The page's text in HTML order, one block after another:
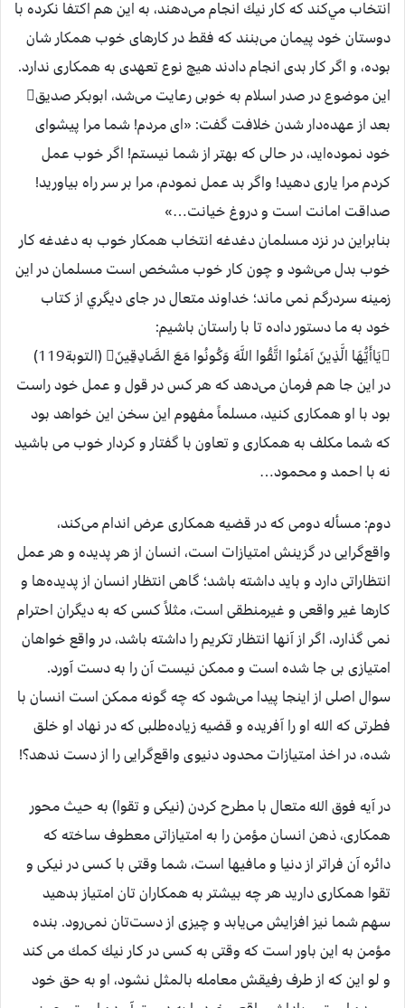
انتخاب مي‌كند كه كار نيك انجام می‌‌دهند، به اين هم اكتفا نكرده با
دوستان خود پيمان می‌بنند كه فقط در كارهای خوب همكار شان
بوده، و اگر كار بدی انجام دادند هيچ نوع تعهدی به همكاری ندارد.
اين موضوع در صدر اسلام به خوبی رعايت می‌شد، ابوبکر صديق
بعد از عهده‌دار شدن خلافت گفت: «ای مردم! شما مرا پيشوای
خود نموده‌ايد، در حالی که بهتر از شما نيستم! اگر خوب عمل
کردم مرا ياری دهيد! واگر بد عمل نمودم، مرا بر سر راه بياوريد!
صداقت امانت است و دروغ خيانت…»
بنابراين در نزد مسلمان دغدغه انتخاب همكار خوب به دغدغه كار
خوب بدل می‌شود و چون كار خوب مشخص است مسلمان در اين
زمينه سردرگم نمی ماند؛ خداوند متعال در جای ديگري از كتاب
خود به ما دستور داده تا با راستان باشيم:
يَاأَيُّهَا الَّذِينَ آمَنُوا اتَّقُوا اللَّهَ وَكُونُوا مَعَ الصَّادِقِينَ (التوبة119)
در اين جا هم فرمان می‌دهد كه هر كس در قول و عمل خود راست
بود با او همكاری كنيد، مسلماً مفهوم اين سخن اين خواهد بود
كه شما مكلف به همكاری و تعاون با گفتار و كردار خوب می باشيد
نه با احمد و محمود…
دوم: مسأله دومی كه در قضيه همكاری عرض اندام می‌كند،
واقع‌گرايی در گزينش امتيازات است، انسان از هر پديده و هر عمل
انتظاراتی دارد و بايد داشته باشد؛ گاهی انتظار انسان از پديده‌ها و
كارها غير واقعی و غيرمنطقی است، مثلاً كسی كه به ديگران احترام
نمی گذارد، اگر از آنها انتظار تكريم را داشته باشد، در واقع خواهان
امتيازی بی جا شده است و ممكن نيست آن را به دست آورد.
سوال اصلی از اينجا پيدا می‌شود كه چه گونه ممكن است انسان با
فطرتی كه الله او را آفريده و قضيه زياده‌طلبی كه در نهاد او خلق
شده، در اخذ امتيازات محدود دنيوی واقع‌گرايی را از دست ندهد؟!
در آيه فوق الله متعال با مطرح كردن (نيكی و تقوا) به حيث محور
همكاری، ذهن انسان مؤمن را به امتيازاتی معطوف ساخته كه
دائره آن فراتر از دنيا و مافيها است، شما وقتی با كسی در نيكی و
تقوا همكاری داريد هر چه بيشتر به همكاران تان امتياز بدهيد
سهم شما نيز افزايش می‌يابد و چيزی از دست‌تان نمی‌رود. بنده
مؤمن به اين باور است كه وقتی به كسی در كار نيك كمك می كند
و لو اين كه از طرف رفيقش معامله بالمثل نشود، او به حق خود